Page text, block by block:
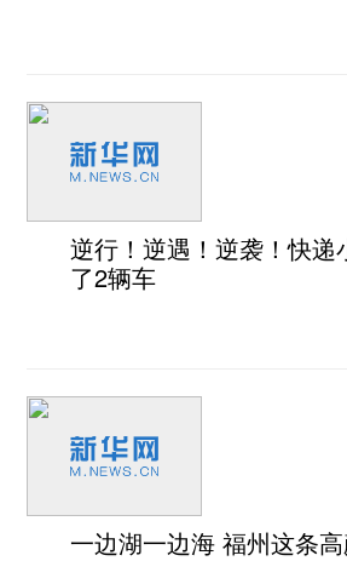
逆行！逆遇！逆袭！快递
了2辆车
一边湖一边海 福州这条